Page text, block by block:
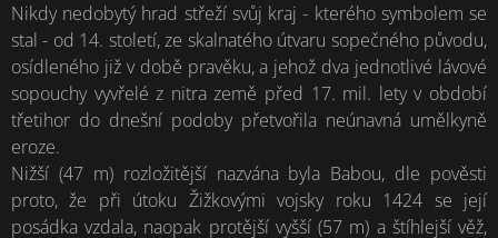
Nikdy nedobytý hrad střeží svůj kraj - kterého symbolem se
stal - od 14. století, ze skalnatého útvaru sopečného původu,
osídleného již v době pravěku, a jehož dva jednotlivé lávové
sopouchy vyvřelé z nitra země před 17. mil. lety v období
třetihor do dnešní podoby přetvořila neúnavná umělkyně
eroze.
Nižší (47 m) rozložitější nazvána byla Babou, dle pověsti
proto, že při útoku Žižkovými vojsky roku 1424 se její
posádka vzdala, naopak protější vyšší (57 m) a štíhlejší věž,